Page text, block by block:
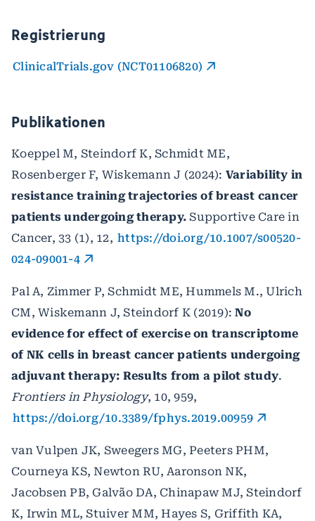
Registrierung
ClinicalTrials.gov (NCT01106820)
Publikationen
Koeppel M, Steindorf K, Schmidt ME,
Rosenberger F, Wiskemann J (2024): Variability in
resistance training trajectories of breast cancer
patients undergoing therapy. Supportive Care in
Cancer, 33 (1), 12, https://doi.org/10.1007/s00520-
024-09001-4
Pal A, Zimmer P, Schmidt ME, Hummels M., Ulrich
CM, Wiskemann J, Steindorf K (2019):No
evidence for effect of exercise on transcriptome
of NK cells in breast cancer patients undergoing
adjuvant therapy: Results from a pilot study.
Frontiers in Physiology, 10, 959,
https://doi.org/10.3389/fphys.2019.00959
van Vulpen JK, Sweegers MG, Peeters PHM,
Courneya KS, Newton RU, Aaronson NK,
Jacobsen PB, Galvão DA, Chinapaw MJ, Steindorf
K, Irwin ML, Stuiver MM, Hayes S, Griffith KA,